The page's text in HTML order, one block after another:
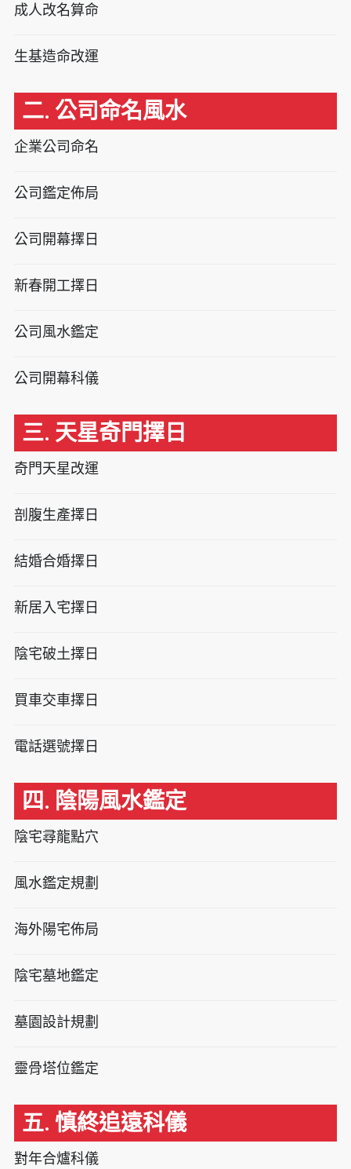
成人改名算命
生基造命改運
二. 公司命名風水
企業公司命名
公司鑑定佈局
公司開幕擇日
新春開工擇日
公司風水鑑定
公司開幕科儀
三. 天星奇門擇日
奇門天星改運
剖腹生產擇日
結婚合婚擇日
新居入宅擇日
陰宅破土擇日
買車交車擇日
電話選號擇日
四. 陰陽風水鑑定
陰宅尋龍點穴
風水鑑定規劃
海外陽宅佈局
陰宅墓地鑑定
墓園設計規劃
靈骨塔位鑑定
五. 慎終追遠科儀
對年合爐科儀